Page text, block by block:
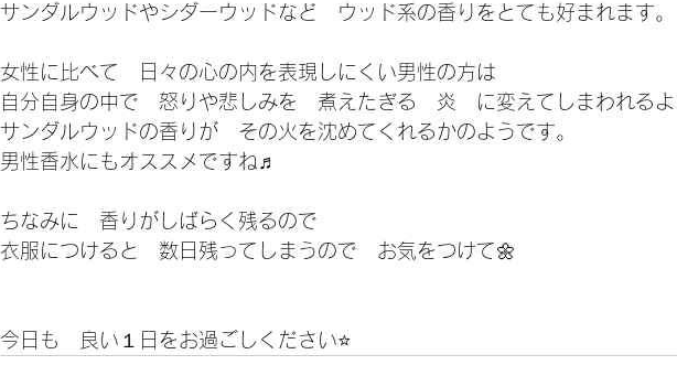
サンダルウッドやシダーウッドなど　ウッド系の香りをとても好まれます。
女性に比べて　日々の心の内を表現しにくい男性の方は
自分自身の中で　怒りや悲しみを　煮えたぎる　炎　に変えてしまわれる
サンダルウッドの香りが　その火を沈めてくれるかのようです。
男性香水にもオススメですね♬
ちなみに　香りがしばらく残るので
衣服につけると　数日残ってしまうので　お気をつけて🌼
今日も　良い１日をお過ごしください⭐️